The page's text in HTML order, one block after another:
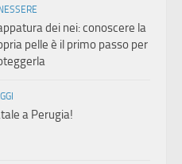
dei nei: conoscere la
pelle è il primo passo per
a Perugia!